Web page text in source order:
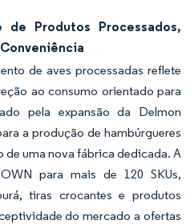
de Produtos Processados,
de aves processadas reflete
ao consumo orientado para
pela expansão da Delmon
a produção de hambúrgueres
de uma nova fábrica dedicada. A
para mais de 120 SKUs,
tiras crocantes e produtos
do mercado a ofertas